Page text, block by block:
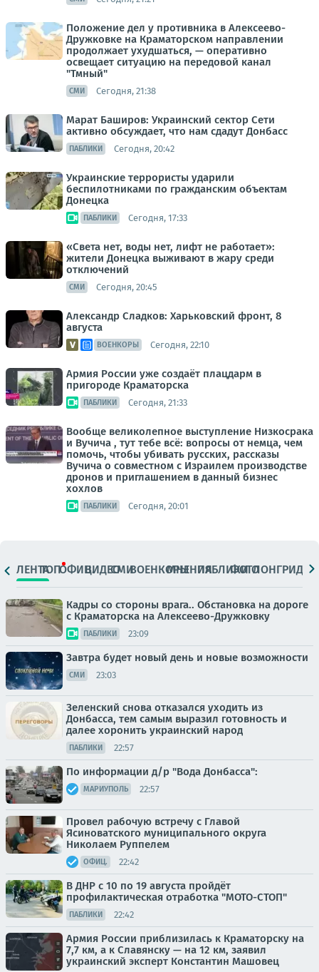
Положение дел у противника в Алексеево-
Дружковке на Краматорском направлении
продолжает ухудшаться, — оперативно
освещает ситуацию на передовой канал
"Тмный"
СМИ Сегодня, 21:38
Марат Баширов: Украинский сектор Сети
активно обсуждает, что нам сдадут Донбасс
ПАБЛИКИ Сегодня, 20:42
Украинские террористы ударили
беспилотниками по гражданским объектам
Донецка
ПАБЛИКИ Сегодня, 17:33
«Света нет, воды нет, лифт не работает»:
жители Донецка выживают в жару среди
отключений
СМИ Сегодня, 20:45
Александр Сладков: Харьковский фронт, 8
августа
ВОЕНКОРЫ Сегодня, 22:10
Армия России уже создаёт плацдарм в
пригороде Краматорска
ПАБЛИКИ Сегодня, 21:33
Вообще великолепное выступление Низкосрака
и Вучича , тут тебе всё: вопросы от немца, чем
помочь, чтобы убивать русских, рассказы
Вучича о совместном с Израилем производстве
дронов и приглашением в данный бизнес
хохлов
ПАБЛИКИ Сегодня, 20:01
ЛЕНТАТОПОФИЦ.ВИДЕОСМИВОЕНКОРЫМНЕНИЯПАБЛИКИ
ФОТОЛОНГРИДЫ
Кадры со стороны врага.. Обстановка на дороге
с Краматорска на Алексеево-Дружковку
ПАБЛИКИ 23:09
Завтра будет новый день и новые возможности
СМИ 23:03
Зеленский снова отказался уходить из
Донбасса, тем самым выразил готовность и
далее хоронить украинский народ
ПАБЛИКИ 22:57
По информации д/р "Вода Донбасса":
МАРИУПОЛЬ 22:57
Провел рабочую встречу с Главой
Ясиноватского муниципального округа
Николаем Руппелем
ОФИЦ. 22:42
В ДНР с 10 по 19 августа пройдёт
профилактическая отработка "МОТО-СТОП"
ПАБЛИКИ 22:42
Армия России приблизилась к Краматорску на
7,7 км, а к Славянску — на 12 км, заявил
украинский эксперт Константин Машовец